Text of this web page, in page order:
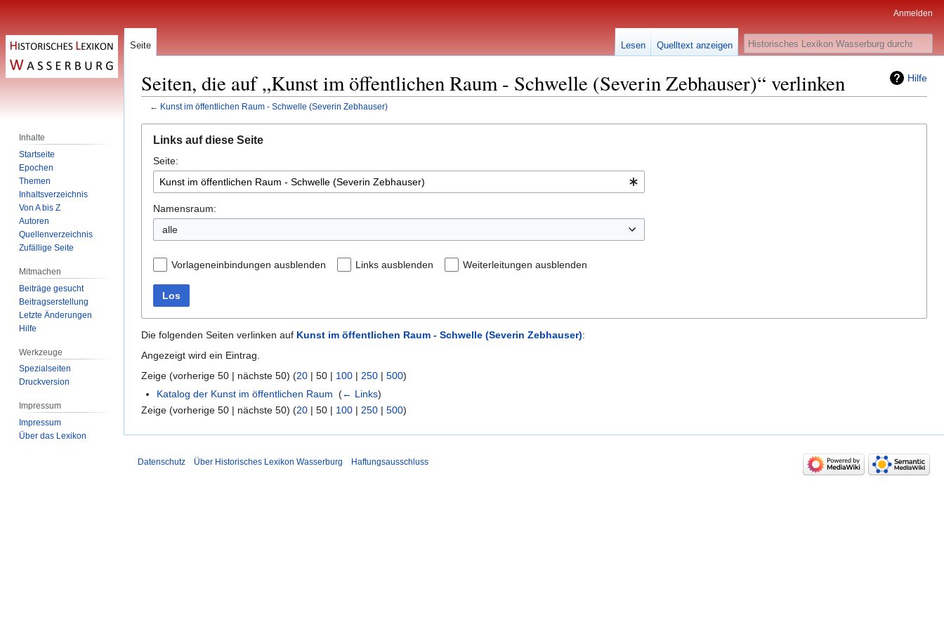
Hilfe
Seiten, die auf „Kunst im öffentlichen Raum - Schwelle (Severin Zebhauser)“ verlinken
← Kunst im öffentlichen Raum - Schwelle (Severin Zebhauser)
Navigation
springen
Suche
springen
Links auf diese Seite
Seite:
Namensraum:
alle
Vorlageneinbindungen ausblenden Links ausblenden Weiterleitungen ausblenden
Los
Die folgenden Seiten verlinken auf Kunst im öffentlichen Raum - Schwelle (Severin Zebhauser):
Angezeigt wird ein Eintrag.
Zeige (vorherige 50 | nächste 50) (20 | 50 | 100 | 250 | 500)
Katalog der Kunst im öffentlichen Raum ‎(← Links)
Zeige (vorherige 50 | nächste 50) (20 | 50 | 100 | 250 | 500)
Anmelden
Seite Lesen Quelltext anzeigen Suche
Inhalte
Startseite
Epochen
Themen
Inhaltsverzeichnis
Von A bis Z
Autoren
Quellenverzeichnis
Zufällige Seite
Mitmachen
Beiträge gesucht
Beitragserstellung
Letzte Änderungen
Hilfe
Werkzeuge
Spezialseiten
Druckversion
Impressum
Impressum
Über das Lexikon
Datenschutz Über Historisches Lexikon Wasserburg Haftungsausschluss